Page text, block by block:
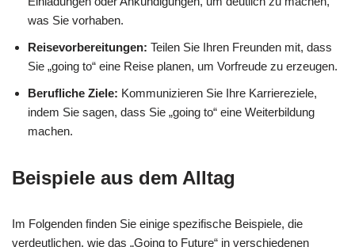
was Sie vorhaben.
Reisevorbereitungen: Teilen Sie Ihren Freunden mit, dass
Sie „going to“ eine Reise planen, um Vorfreude zu erzeugen.
Berufliche Ziele: Kommunizieren Sie Ihre Karriereziele,
indem Sie sagen, dass Sie „going to“ eine Weiterbildung
machen.
Beispiele aus dem Alltag
Im Folgenden finden Sie einige spezifische Beispiele, die
verdeutlichen, wie das „Going to Future“ in verschiedenen